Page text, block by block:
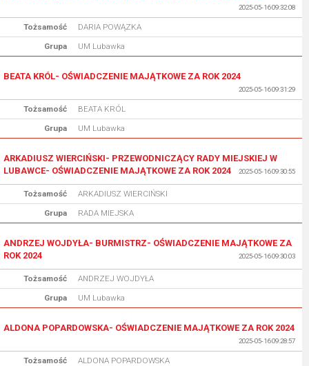
2025-05-16 09:32:08
Tożsamość
DARIA POWĄZKA
Grupa
UM Lubawka
BEATA KRÓL- OŚWIADCZENIE MAJĄTKOWE ZA ROK 2024
2025-05-16 09:31:29
Tożsamość
BEATA KRÓL
Grupa
UM Lubawka
ARKADIUSZ WIERCIŃSKI- PRZEWODNICZĄCY RADY MIEJSKIEJ W
LUBAWCE- OŚWIADCZENIE MAJĄTKOWE ZA ROK 2024
2025-05-16 09:30:55
Tożsamość
ARKADIUSZ WIERCIŃSKI
Grupa
RADA MIEJSKA
ANDRZEJ WOJDYŁA- BURMISTRZ- OŚWIADCZENIE MAJĄTKOWE ZA
ROK 2024
2025-05-16 09:30:03
Tożsamość
ANDRZEJ WOJDYŁA
Grupa
UM Lubawka
ALDONA POPARDOWSKA- OŚWIADCZENIE MAJĄTKOWE ZA ROK 2024
2025-05-16 09:28:57
Tożsamość
ALDONA POPARDOWSKA